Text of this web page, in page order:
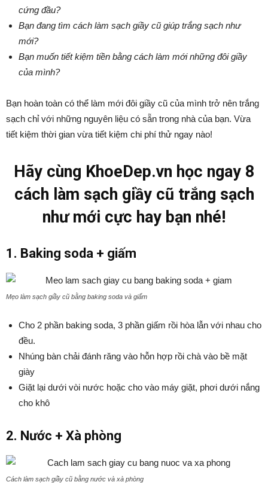
cứng đầu?
Bạn đang tìm cách làm sạch giầy cũ giúp trắng sạch như
mới?
Bạn muốn tiết kiệm tiền bằng cách làm mới những đôi giầy
của mình?
Bạn hoàn toàn có thể làm mới đôi giầy cũ của mình trở nên trắng
sạch chỉ với những nguyên liệu có sẵn trong nhà của bạn. Vừa
tiết kiệm thời gian vừa tiết kiệm chi phí thử ngay nào!
Hãy cùng KhoeDep.vn học ngay 8
cách làm sạch giầy cũ trắng sạch
như mới cực hay bạn nhé!
1. Baking soda + giấm
Mẹo làm sạch giầy cũ bằng baking soda và giấm
Cho 2 phần baking soda, 3 phần giấm rồi hòa lẫn với nhau cho
đều.
Nhúng bàn chải đánh răng vào hỗn hợp rồi chà vào bề mặt
giày
Giặt lại dưới vòi nước hoặc cho vào máy giặt, phơi dưới nắng
cho khô
2. Nước + Xà phòng
Cách làm sạch giầy cũ bằng nước và xà phòng